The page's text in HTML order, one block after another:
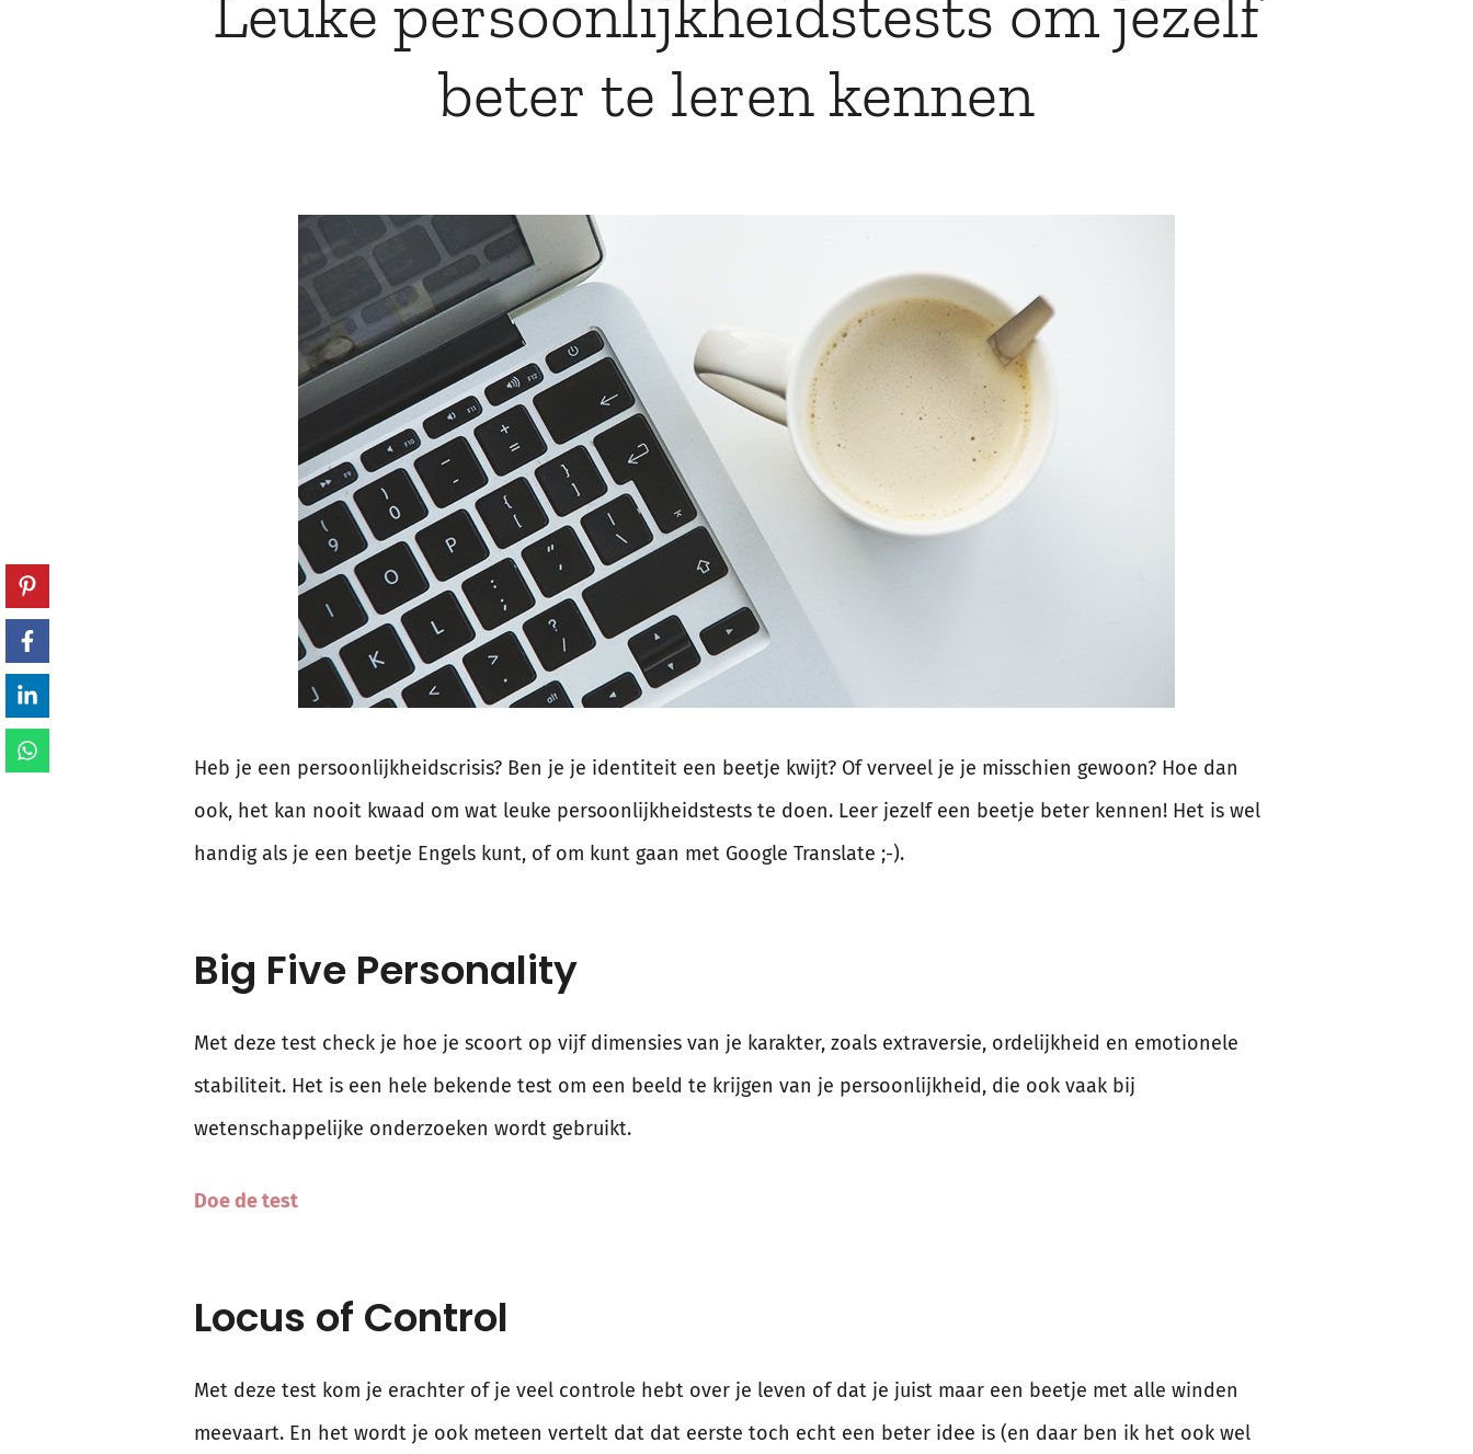
beter te leren kennen
Heb je een persoonlijkheidscrisis? Ben je je identiteit een beetje kwijt? Of verveel je je misschien gewoon? Hoe dan
ook, het kan nooit kwaad om wat leuke persoonlijkheidstests te doen. Leer jezelf een beetje beter kennen! Het is wel
handig als je een beetje Engels kunt, of om kunt gaan met Google Translate ;-).
Big Five Personality
Met deze test check je hoe je scoort op vijf dimensies van je karakter, zoals extraversie, ordelijkheid en emotionele
stabiliteit. Het is een hele bekende test om een beeld te krijgen van je persoonlijkheid, die ook vaak bij
wetenschappelijke onderzoeken wordt gebruikt.
Doe de test
Locus of Control
Met deze test kom je erachter of je veel controle hebt over je leven of dat je juist maar een beetje met alle winden
meevaart. En het wordt je ook meteen vertelt dat dat eerste toch echt een beter idee is (en daar ben ik het ook wel